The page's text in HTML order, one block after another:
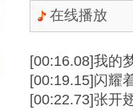
在线播放
[00:16.08]我的
[00:19.15]闪耀
[00:22.73]张开